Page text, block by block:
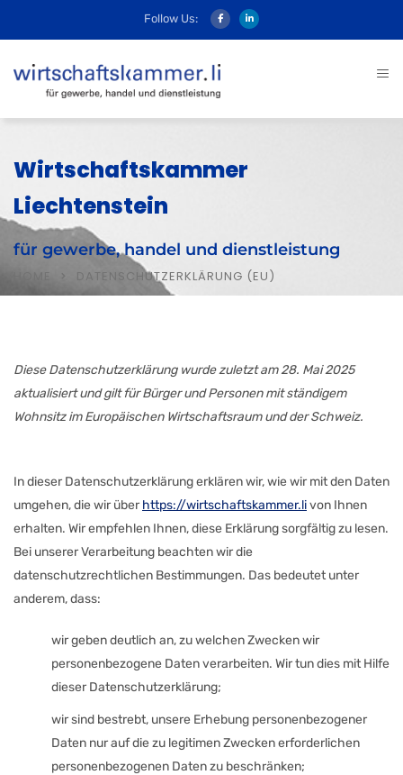
Follow Us:
Wirtschaftskammer
Liechtenstein
für gewerbe, handel und dienstleistung
DATENSCHUTZERKLÄRUNG (EU)
Diese Datenschutzerklärung wurde zuletzt am 28. Mai 2025
aktualisiert und gilt für Bürger und Personen mit ständigem
Wohnsitz im Europäischen Wirtschaftsraum und der Schweiz.
In dieser Datenschutzerklärung erklären wir, wie wir mit den Daten
umgehen, die wir überhttps://wirtschaftskammer.livon Ihnen
erhalten. Wir empfehlen Ihnen, diese Erklärung sorgfältig zu lesen.
Bei unserer Verarbeitung beachten wir die
datenschutzrechtlichen Bestimmungen. Das bedeutet unter
anderem, dass:
wir geben deutlich an, zu welchen Zwecken wir
personenbezogene Daten verarbeiten. Wir tun dies mit Hilfe
dieser Datenschutzerklärung;
wir sind bestrebt, unsere Erhebung personenbezogener
Daten nur auf die zu legitimen Zwecken erforderlichen
personenbezogenen Daten zu beschränken;